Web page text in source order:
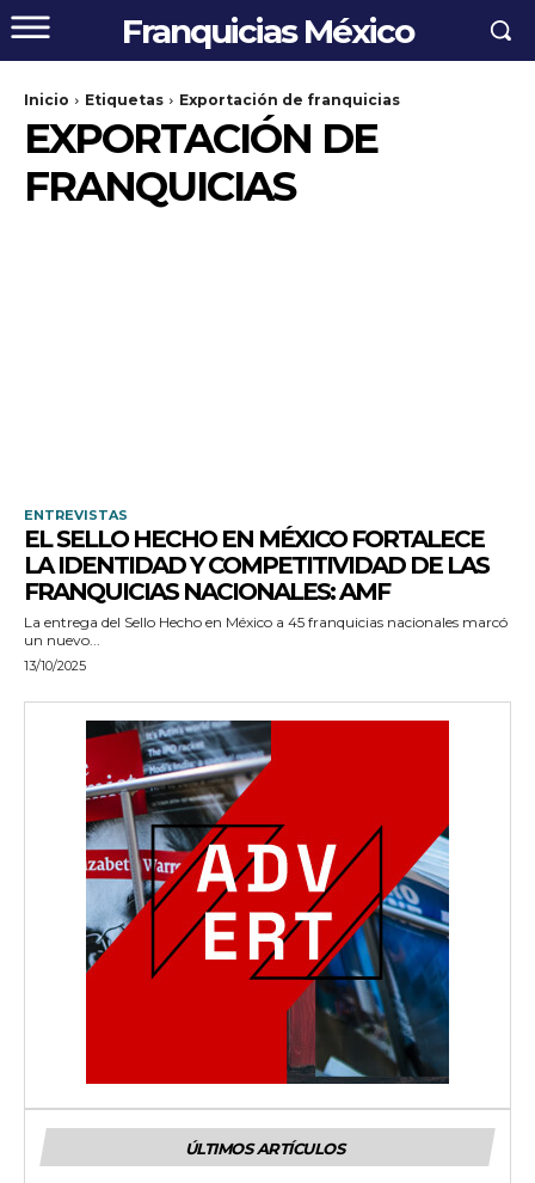
Franquicias México
Inicio Etiquetas Exportación de franquicias
EXPORTACIÓN DE
FRANQUICIAS
ENTREVISTAS
EL SELLO HECHO EN MÉXICO FORTALECE
LA IDENTIDAD Y COMPETITIVIDAD DE LAS
FRANQUICIAS NACIONALES: AMF
La entrega del Sello Hecho en México a 45 franquicias nacionales marcó
un nuevo...
13/10/2025
ÚLTIMOS ARTÍCULOS